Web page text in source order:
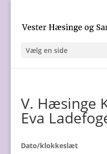
Vælg en side
V. Hæsinge
Eva
Dato/klokkeslæt